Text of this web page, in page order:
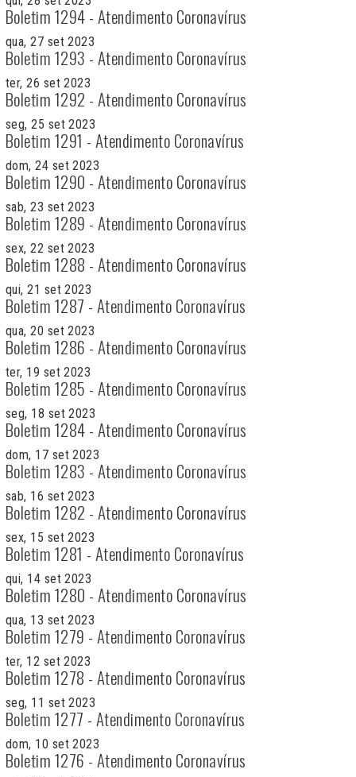
Boletim 1294 - Atendimento Coronavírus
qua, 27 set 2023
Boletim 1293 - Atendimento Coronavírus
ter, 26 set 2023
Boletim 1292 - Atendimento Coronavírus
seg, 25 set 2023
Boletim 1291 - Atendimento Coronavírus
dom, 24 set 2023
Boletim 1290 - Atendimento Coronavírus
sab, 23 set 2023
Boletim 1289 - Atendimento Coronavírus
sex, 22 set 2023
Boletim 1288 - Atendimento Coronavírus
qui, 21 set 2023
Boletim 1287 - Atendimento Coronavírus
qua, 20 set 2023
Boletim 1286 - Atendimento Coronavírus
ter, 19 set 2023
Boletim 1285 - Atendimento Coronavírus
seg, 18 set 2023
Boletim 1284 - Atendimento Coronavírus
dom, 17 set 2023
Boletim 1283 - Atendimento Coronavírus
sab, 16 set 2023
Boletim 1282 - Atendimento Coronavírus
sex, 15 set 2023
Boletim 1281 - Atendimento Coronavírus
qui, 14 set 2023
Boletim 1280 - Atendimento Coronavírus
qua, 13 set 2023
Boletim 1279 - Atendimento Coronavírus
ter, 12 set 2023
Boletim 1278 - Atendimento Coronavírus
seg, 11 set 2023
Boletim 1277 - Atendimento Coronavírus
dom, 10 set 2023
Boletim 1276 - Atendimento Coronavírus